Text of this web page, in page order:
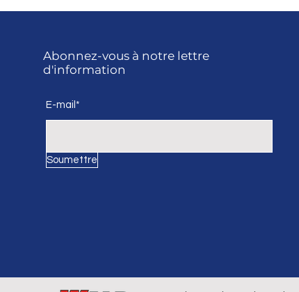
Abonnez-vous à notre lettre
d'information
E-mail*
Soumettre